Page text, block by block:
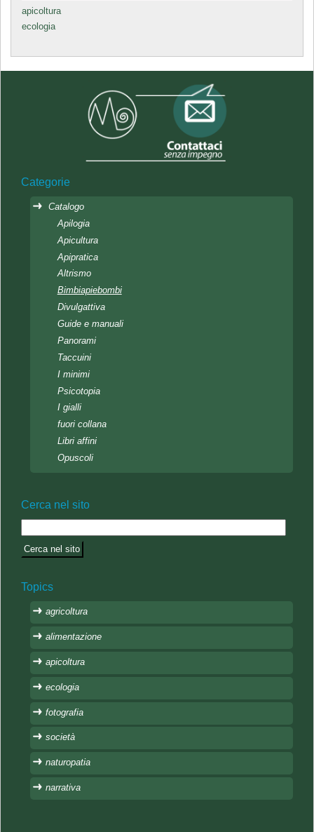
apicoltura
ecologia
Categorie
Catalogo
Apilogia
Apicultura
Apipratica
Altrismo
Bimbiapiebombi
Divulgattiva
Guide e manuali
Panorami
Taccuini
I minimi
Psicotopia
I gialli
fuori collana
Libri affini
Opuscoli
Cerca nel sito
Topics
agricoltura
alimentazione
apicoltura
ecologia
fotografia
società
naturopatia
narrativa